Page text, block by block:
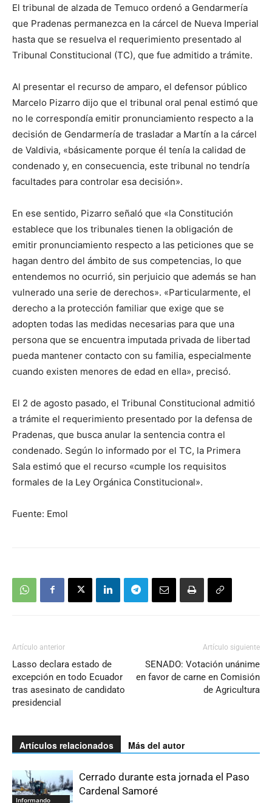
El tribunal de alzada de Temuco ordenó a Gendarmería
que Pradenas permanezca en la cárcel de Nueva Imperial
hasta que se resuelva el requerimiento presentado al
Tribunal Constitucional (TC), que fue admitido a trámite.
Al presentar el recurso de amparo, el defensor público
Marcelo Pizarro dijo que el tribunal oral penal estimó que
no le correspondía emitir pronunciamiento respecto a la
decisión de Gendarmería de trasladar a Martín a la cárcel
de Valdivia, «básicamente porque él tenía la calidad de
condenado y, en consecuencia, este tribunal no tendría
facultades para controlar esa decisión».
En ese sentido, Pizarro señaló que «la Constitución
establece que los tribunales tienen la obligación de
emitir pronunciamiento respecto a las peticiones que se
hagan dentro del ámbito de sus competencias, lo que
entendemos no ocurrió, sin perjuicio que además se han
vulnerado una serie de derechos». «Particularmente, el
derecho a la protección familiar que exige que se
adopten todas las medidas necesarias para que una
persona que se encuentra imputada privada de libertad
pueda mantener contacto con su familia, especialmente
cuando existen menores de edad en ella», precisó.
El 2 de agosto pasado, el Tribunal Constitucional admitió
a trámite el requerimiento presentado por la defensa de
Pradenas, que busca anular la sentencia contra el
condenado. Según lo informado por el TC, la Primera
Sala estimó que el recurso «cumple los requisitos
formales de la Ley Orgánica Constitucional».
Fuente: Emol
Artículo anterior
Lasso declara estado de
excepción en todo Ecuador
tras asesinato de candidato
presidencial
Artículo siguiente
SENADO: Votación unánime
en favor de carne en Comisión
de Agricultura
Artículos relacionados Más del autor
Informando
Cerrado durante esta jornada el Paso
Cardenal Samoré